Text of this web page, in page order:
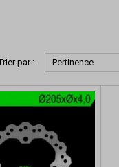
par : Pertinence